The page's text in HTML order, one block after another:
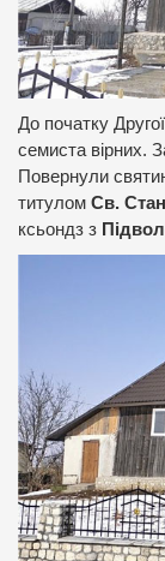
До початку
семиста вірних.
Повернули
титулом Св.
ксьондз з